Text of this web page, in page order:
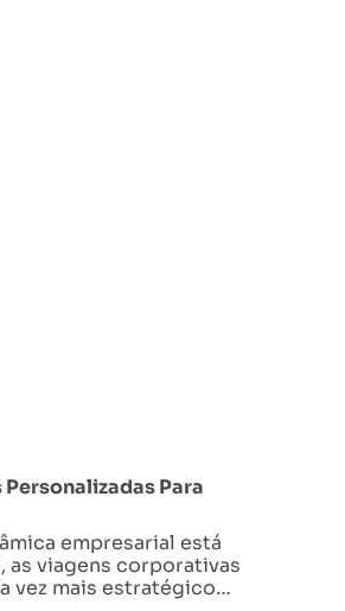
Para
empresarial está
as viagens corporativas
vez mais estratégico…